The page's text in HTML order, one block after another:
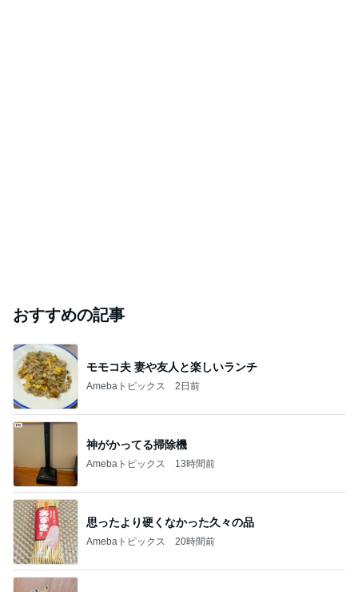
おすすめの記事
モモコ夫 妻や友人と楽しいランチ
Amebaトピックス 2日前
神がかってる掃除機
Amebaトピックス 13時間前
思ったより硬くなかった久々の品
Amebaトピックス 20時間前